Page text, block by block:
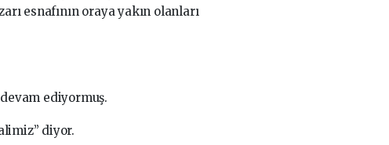
esnafının oraya yakın olanları
ediyormuş.
diyor.